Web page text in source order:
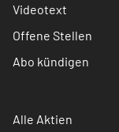
Videotext
Offene Stellen
Abo kündigen
Alle Aktien